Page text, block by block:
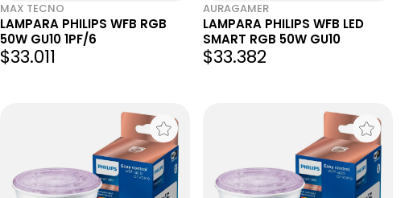
MAX TECNO
LAMPARA PHILIPS WFB RGB
50W GU10 1PF/6
$33.011
AURAGAMER
LAMPARA PHILIPS WFB LED
SMART RGB 50W GU10
$33.382